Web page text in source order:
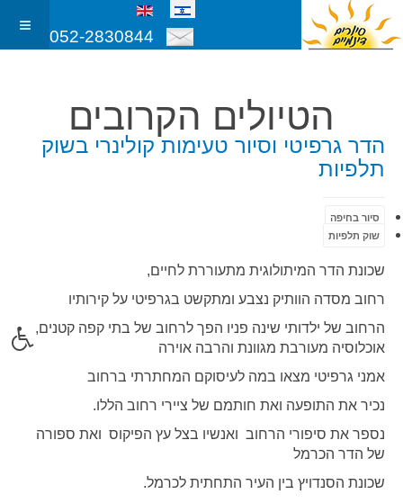
052-2830844
הטיולים הקרובים
הדר גרפיטי וסיור טעימות קולינרי בשוק
תלפיות
סיור בחיפה
שוק תלפיות
שכונת הדר המיתולוגית מתעוררת לחיים,
רחוב מסדה הוותיק נצבע ומתקשט בגרפיטי על קירותיו
הרחוב של ילדותי שינה פניו הפך לרחוב של בתי קפה קטנים,
אוכלוסיה מעורבת מגוונת והרבה אוירה
אמני גרפיטי מצאו במה לעיסוקם המחתרתי ברחוב
נכיר את התופעה ואת חותמם של ציירי רחוב הללו.
נספר את סיפורי הרחוב ואנשיו בצל עץ הפיקוס ואת ספורה
של הדר הכרמל
שכונת הסנדויץ בין העיר התחתית לכרמל.